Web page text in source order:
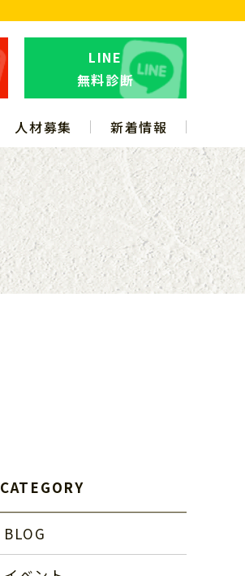
LINE
無料診断
人材募集 新着情報
CATEGORY
BLOG